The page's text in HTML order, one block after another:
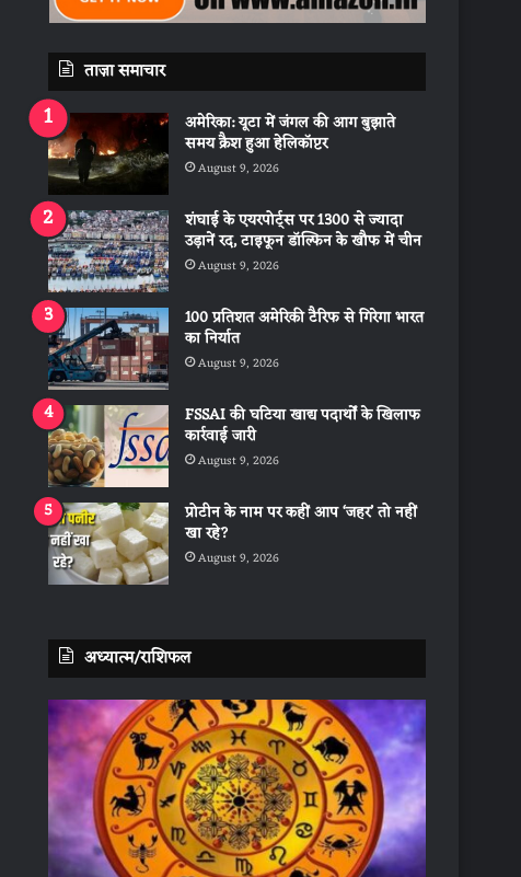
ताज़ा समाचार
अमेरिका: यूटा में जंगल की आग बुझाते
समय क्रैश हुआ हेलिकॉप्टर
August 9, 2026
शंघाई के एयरपोर्ट्स पर 1300 से ज्यादा
उड़ानें रद, टाइफून डॉल्फिन के खौफ में चीन
August 9, 2026
100 प्रतिशत अमेरिकी टैरिफ से गिरेगा भारत
का निर्यात
August 9, 2026
FSSAI की घटिया खाद्य पदार्थों के खिलाफ
कार्रवाई जारी
August 9, 2026
प्रोटीन के नाम पर कहीं आप ‘जहर’ तो नहीं
खा रहे?
August 9, 2026
अध्यात्म/राशिफल